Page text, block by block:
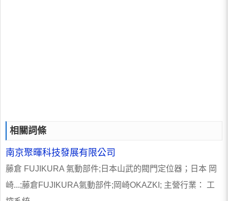
相關詞條
南京聚暉科技發展有限公司
藤倉 FUJIKURA 氣動部件;日本山武的閥門定位器；日本 岡
崎...;藤倉FUJIKURA氣動部件;岡崎OKAZKI; 主營行業： 工